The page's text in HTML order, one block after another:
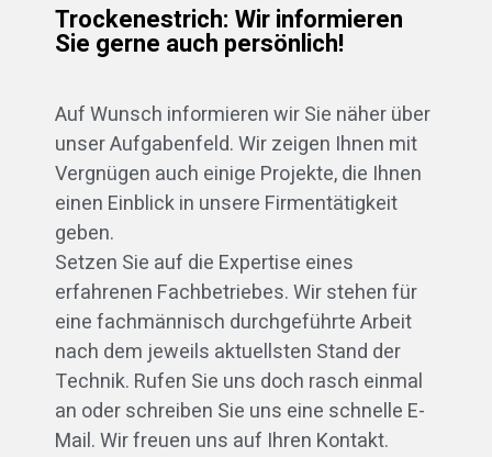
Trockenestrich: Wir informieren
Sie gerne auch persönlich!
Auf Wunsch informieren wir Sie näher über
unser Aufgabenfeld. Wir zeigen Ihnen mit
Vergnügen auch einige Projekte, die Ihnen
einen Einblick in unsere Firmentätigkeit
geben.
Setzen Sie auf die Expertise eines
erfahrenen Fachbetriebes. Wir stehen für
eine fachmännisch durchgeführte Arbeit
nach dem jeweils aktuellsten Stand der
Technik. Rufen Sie uns doch rasch einmal
an oder schreiben Sie uns eine schnelle E-
Mail. Wir freuen uns auf Ihren Kontakt.